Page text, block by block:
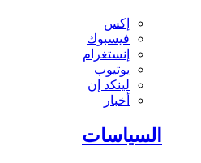
إكس
فيسبوك
إنستغرام
يوتيوب
لينكد إن
أخبار
السياسات